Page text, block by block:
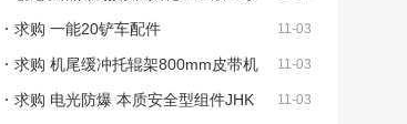
统使用发黑倒刺接头
11-03
求购 一能20铲车配件
11-03
求购 机尾缓冲托辊架800mm皮带机
（960*270*头部25mm）
11-03
求购 电光防爆 本质安全型组件JHK